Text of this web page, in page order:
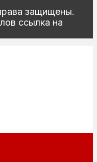
защищены.
ссылка на